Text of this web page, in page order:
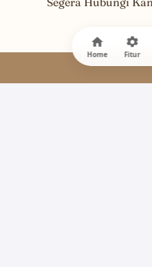
Home Fitur